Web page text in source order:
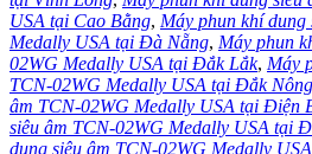
USA tại Cao Bằng, Máy phun khí dung
Medally USA tại Đà Nẵng, Máy phun
02WG Medally USA tại Đắk Lắk, Máy
TCN-02WG Medally USA tại Đắk Nông
âm TCN-02WG Medally USA tại Điện
siêu âm TCN-02WG Medally USA tại
dung siêu âm TCN-02WG Medally